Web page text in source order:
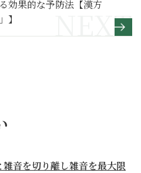
効果的な予防法【漢方
】
雑音を切り離し雑音を最大限